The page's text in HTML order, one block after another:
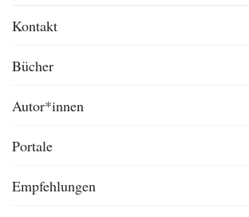
Kontakt
Bücher
Autor*innen
Portale
Empfehlungen